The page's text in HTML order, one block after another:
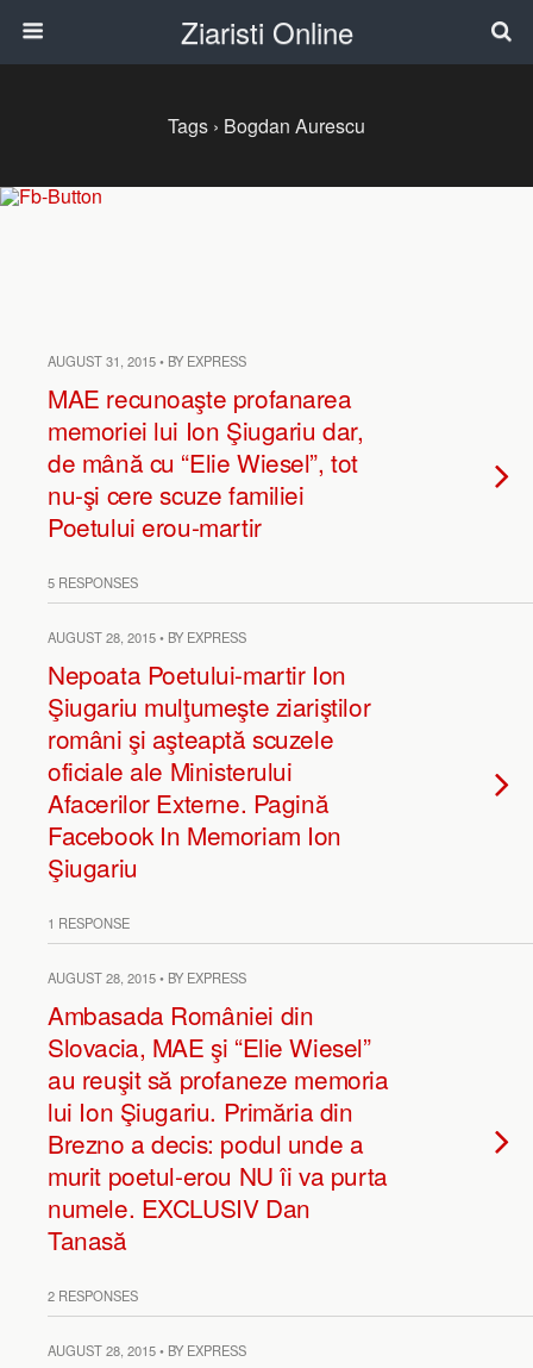
Ziaristi Online
Tags › Bogdan Aurescu
AUGUST 31, 2015 • BY EXPRESS
MAE recunoaşte profanarea
memoriei lui Ion Şiugariu dar,
de mână cu “Elie Wiesel”, tot
nu-şi cere scuze familiei
Poetului erou-martir
5 RESPONSES
AUGUST 28, 2015 • BY EXPRESS
Nepoata Poetului-martir Ion
Şiugariu mulţumeşte ziariştilor
români şi aşteaptă scuzele
oficiale ale Ministerului
Afacerilor Externe. Pagină
Facebook In Memoriam Ion
Şiugariu
1 RESPONSE
AUGUST 28, 2015 • BY EXPRESS
Ambasada României din
Slovacia, MAE şi “Elie Wiesel”
au reuşit să profaneze memoria
lui Ion Şiugariu. Primăria din
Brezno a decis: podul unde a
murit poetul-erou NU îi va purta
numele. EXCLUSIV Dan
Tanasă
2 RESPONSES
AUGUST 28, 2015 • BY EXPRESS